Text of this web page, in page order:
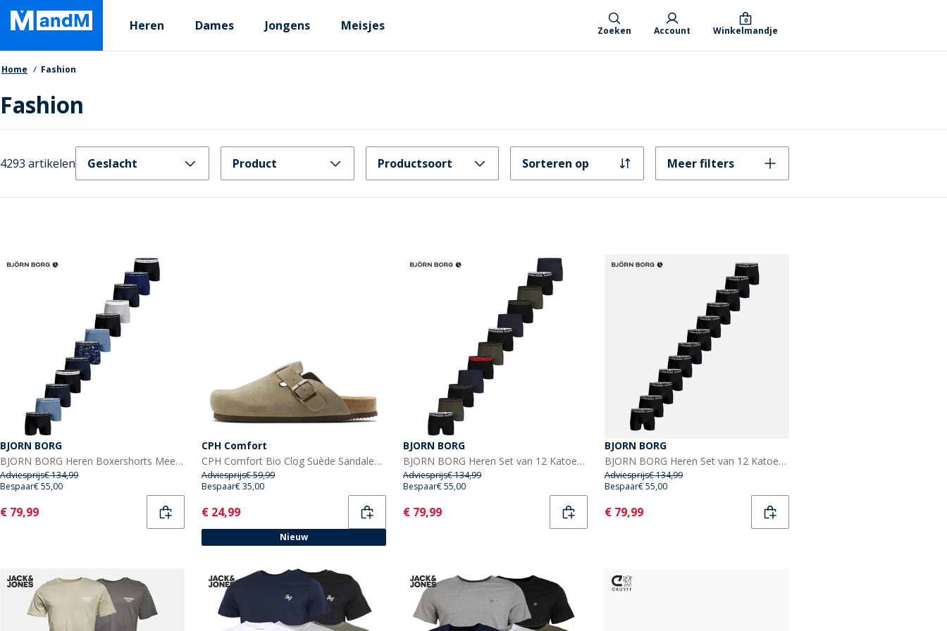
Skip
main
content
Primary departments
Heren Dames Jongens Meisjes Zoeken Account Winkelmandje
0
Kruimelpad
Home Fashion
Fashion
4293 artikelen Geslacht Product Productsoort Sorteren op Meer filters
BJORN BORG
BJORN BORG Heren Boxershorts Meerkleurig
Adviesprijs€ 134,99
Bespaar€ 55,00
Current
€ 79,99
CPH Comfort
CPH Comfort Bio Clog Suède Sandalen Taupe
Adviesprijs€ 59,99
Bespaar€ 35,00
Current
€ 24,99
Nieuw
BJORN BORG
BJORN BORG Heren Set van 12 Katoen Stretch Boxers Multipack 1
Adviesprijs€ 134,99
Bespaar€ 55,00
Current
€ 79,99
BJORN BORG
BJORN BORG Heren Set van 12 Katoen Stretch Boxers Multipack 1
Adviesprijs€ 134,99
Bespaar€ 55,00
Current
€ 79,99